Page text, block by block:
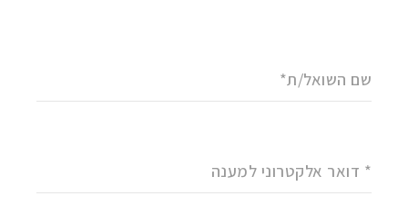
שם השואל/ת*
* דואר אלקטרוני למענה